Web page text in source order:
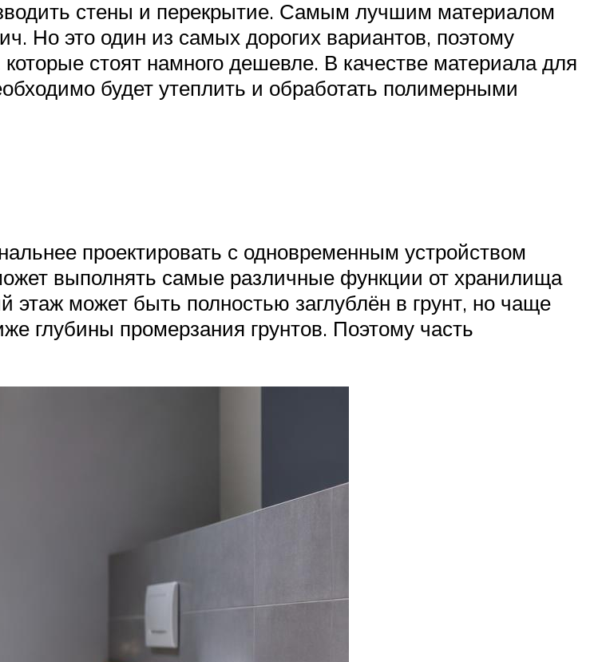
стены и перекрытие. Самым лучшим материалом
Но это один из самых дорогих вариантов, поэтому
стоят намного дешевле. В качестве материала для
будет утеплить и обработать полимерными
проектировать с одновременным устройством
выполнять самые различные функции от хранилища
этаж может быть полностью заглублён в грунт, но чаще
глубины промерзания грунтов. Поэтому часть